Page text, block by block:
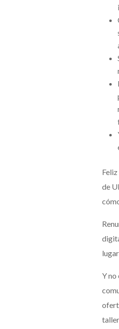
de
Y no